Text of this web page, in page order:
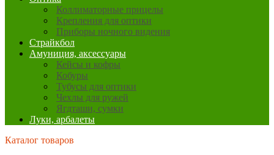
Коллиматорные прицелы
Крепления для оптики
Приборы ночного видения
Страйкбол
Амуниция, аксессуары
Кейсы и кофры
Кобуры
Тубусы для оптики
Чехлы для ружей
Ягдташи, сумки
Луки, арбалеты
Каталог товаров